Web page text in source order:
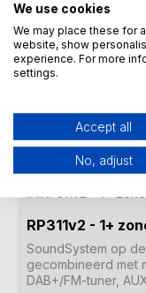
SC344m -
Enorm flexibel
DAB+/FM-tuners, 4
versterker. Inclusief
vele andere
RP311v2 - 1+
SoundSystem op
gecombineerd met
DAB+/FM-tuner,
We use cookies
We may place these for
website, show
experience. For more
settings.
Accept all
No, adjust